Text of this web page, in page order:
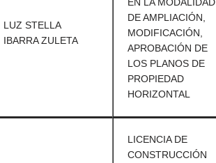
LUZ STELLA
IBARRA ZULETA
EN LA MODALIDAD
DE AMPLIACIÓN,
MODIFICACIÓN,
APROBACIÓN DE
LOS PLANOS DE
PROPIEDAD
HORIZONTAL
LICENCIA DE
CONSTRUCCIÓN